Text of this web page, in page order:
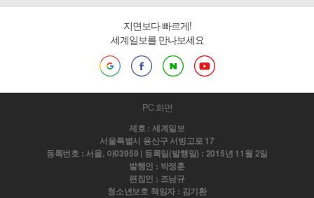
지면보다 빠르게!
세계일보를 만나보세요
PC 화면
제호 : 세계일보
서울특별시 용산구 서빙고로 17
등록번호 : 서울, 아03959 | 등록일(발행일) : 2015년 11월 2일
발행인 : 박정훈
편집인 : 조남규
청소년보호 책임자 : 김기환